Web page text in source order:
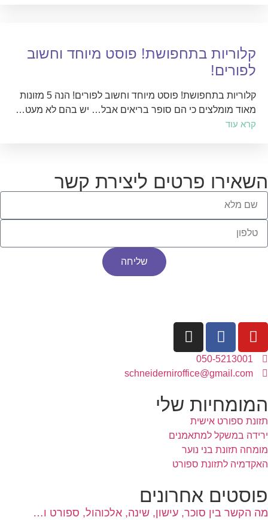
קלוריות בתחפושת! פוסט מיוחד וחשוב
לפורים!
קלוריות בתחפושת! פוסט מיוחד וחשוב לפורים! הנה 5 מזונות
מאוד מומלצים כי הם סופר בריאים אבל… יש בהם לא מעט…
קרא עוד
השאירו פרטים ליצירת קשר
שליחה
050-5213001
schneiderniroffice@gmail.com
המומחיות שלי
תזונת ספורט אישית
ירידה במשקל למתאמנים
מומחה תזונת בני נוער
האקדמיה לתזונת ספורט
פוסטים אחרונים
מה הקשר בין סוכר, עישון, שינה, אלכוהול, ספורט ו…